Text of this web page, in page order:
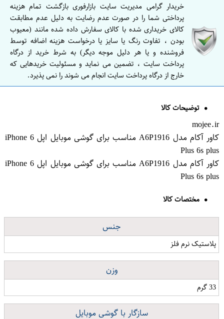
خریدار گرامی مدیریت سایت بازارفوری بازگشت تمام هزینه
پرداختی شما را در صورت عدم رضایت به دلیل عدم مطابقت
کالای خریداری شده با کالای سفارش داده شده مانند (معیوب
بودن ، تفاوت رنگ یا سایز یا درخواست هزینه اضافه توسط
فروشنده و یا هر دلیل موجه دیگر) به شرط خرید از درگاه
پرداخت سایت ، تضمین می نماید و مسئولیت خریدهایی که
خارج از درگاه پرداخت سایت انجام می شوند را نمی پذیرد.
توضیحات کالا
mojee.ir
کاور آکام مدل A6P1916 مناسب برای گوشی موبایل اپل iPhone 6
Plus 6s plus
کاور آکام مدل A6P1916 مناسب برای گوشی موبایل اپل iPhone 6
Plus 6s plus
مختصات کالا
جنس
پلاستیک نرم فلز
وزن
33 گرم
سازگار با گوشی موبایل